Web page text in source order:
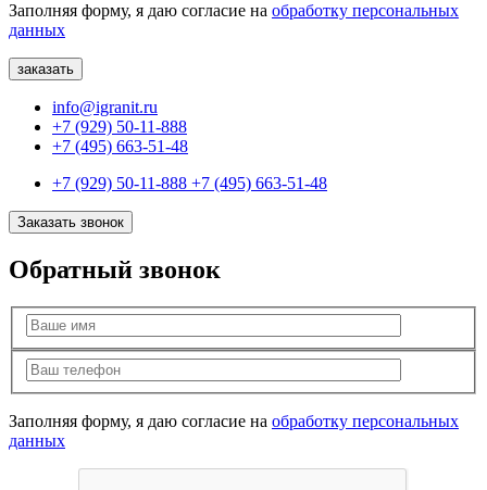
Заполняя форму, я даю согласие на обработку персональных
данных
info@igranit.ru
+7 (929) 50-11-888
+7 (495) 663-51-48
+7 (929) 50-11-888 +7 (495) 663-51-48
Заказать звонок
Обратный звонок
Заполняя форму, я даю согласие на обработку персональных
данных